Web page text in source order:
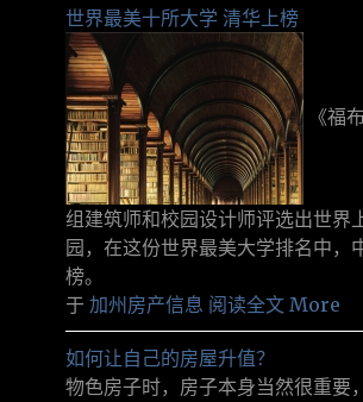
世界最美十所大学 清华上榜
《福
组建筑师和校园设计师评选出世界
园，在这份世界最美大学排名中，
榜。
于 加州房产信息 阅读全文 More
如何让自己的房屋升值？
物色房子时，房子本身当然很重要